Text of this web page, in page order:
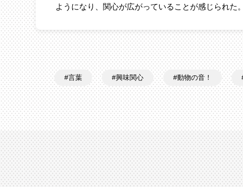
ようになり、関心が広がっていることが感じられた。
言葉 興味関心 動物の音！